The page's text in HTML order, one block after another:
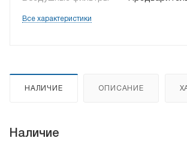
Все характеристики
НАЛИЧИЕ ОПИСАНИЕ
Наличие